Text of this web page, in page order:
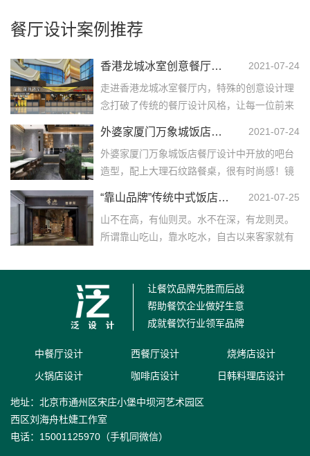
餐厅设计案例推荐
香港龙城冰室创意餐厅设计
2021-07-24
走进香港龙城冰室餐厅内，特殊的创意设计理
念打破了传统的餐厅设计风格，让每一位前来
港龙城冰室创意餐...……
外婆家厦门万象城饭店餐厅设计
2021-07-24
外婆家厦门万象城饭店餐厅设计中开放的吧台
造型，配上大理石纹路餐桌，很有时尚感！镜
的景色，光线也成...……
“靠山品牌”传统中式饭店设计装修
2021-07-25
山不在高，有仙则灵。水不在深，有龙则灵。
所谓靠山吃山，靠水吃水，自古以来客家就有
了解一下靠山品牌...……
让餐饮品牌先胜而后战
帮助餐饮企业做好生意
成就餐饮行业领军品牌
中餐厅设计 西餐厅设计
烧烤店设计
火锅店设计
咖啡店设计 日韩料理店设计
地址：北京市通州区宋庄小堡中坝河艺术园区
西区刘海舟杜婕工作室
电话：15001125970（手机同微信）